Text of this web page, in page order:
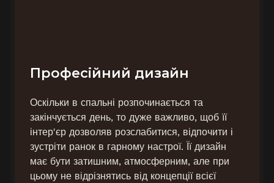
Професійний дизайн
Оскільки в спальні розпочинається та
закінчується день, то дуже важливо, щоб її
інтер'єр дозволяв розслабитися, відпочити і
зустріти ранок в гарному настрої. Її дизайн
має бути затишним, атмосферним, але при
цьому не відрізнятись від концепції всієї